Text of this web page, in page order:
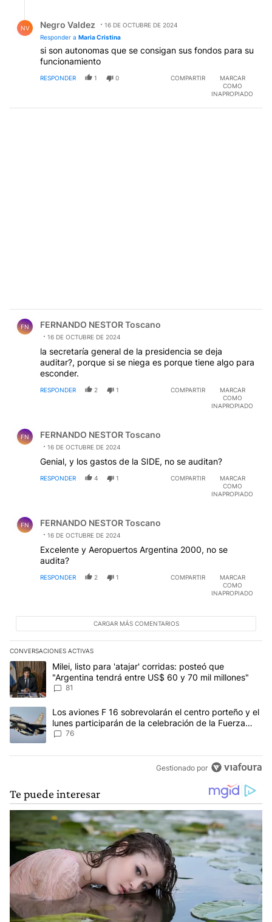
NV Negro Valdez
16 DE OCTUBRE DE 2024
Responder a Maria Cristina
si son autonomas que se consigan sus fondos para su
funcionamiento
RESPONDER 1 0 COMPARTIR
MARCAR
COMO
INAPROPIADO
FN FERNANDO NESTOR Toscano
16 DE OCTUBRE DE 2024
la secretaría general de la presidencia se deja
auditar?, porque si se niega es porque tiene algo para
esconder.
RESPONDER 2 1 COMPARTIR
MARCAR
COMO
INAPROPIADO
FN FERNANDO NESTOR Toscano
16 DE OCTUBRE DE 2024
Genial, y los gastos de la SIDE, no se auditan?
RESPONDER 4 1 COMPARTIR
MARCAR
COMO
INAPROPIADO
FN FERNANDO NESTOR Toscano
16 DE OCTUBRE DE 2024
Excelente y Aeropuertos Argentina 2000, no se
audita?
RESPONDER 2 1 COMPARTIR
MARCAR
COMO
INAPROPIADO
CARGAR MÁS COMENTARIOS
CONVERSACIONES ACTIVAS
Este listado muestra los artículos con más comentarios en los
Un artículo de tendencia con el título "Milei, listo para 'atajar'
Milei, listo para 'atajar' corridas: posteó que
"Argentina tendrá entre US$ 60 y 70 mil millones"
81
Un artículo de tendencia con el título "Los aviones F 16
Los aviones F 16 sobrevolarán el centro porteño y el
lunes participarán de la celebración de la Fuerza
Aérea
76
Gestionado por